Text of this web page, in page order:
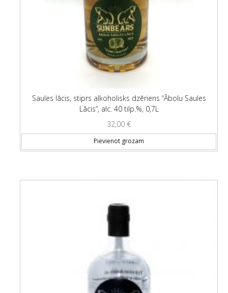
Saules lācis, stiprs alkoholisks dzēriens “Ābolu Saules
Lācis”, alc. 40 tilp.%, 0,7L
32,00 €
Pievienot grozam